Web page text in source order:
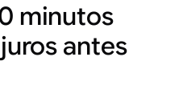
minutos
antes